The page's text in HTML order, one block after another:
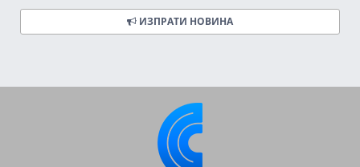
ИЗПРАТИ НОВИНА